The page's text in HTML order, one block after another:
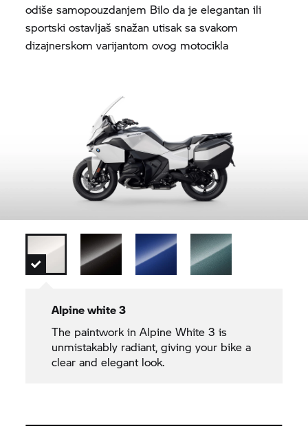
odiše samopouzdanjem Bilo da je elegantan ili
sportski ostavljaš snažan utisak sa svakom
dizajnerskom varijantom ovog motocikla
Alpine white 3
The paintwork in Alpine White 3 is
unmistakably radiant, giving your bike a
clear and elegant look.